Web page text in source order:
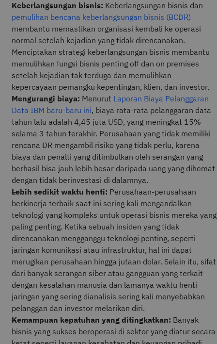
Keberlangsungan bisnis: Keberlangsungan bisnis dan
pemulihan bencana keberlangsungan bisnis (BCDR)
membantu memastikan organisasi kembali ke operasi
normal setelah kejadian yang tidak direncanakan.
Menciptakan strategi keberlangsungan bisnis membantu
memulihkan fungsi bisnis penting off dan on premises
setelah kejadian tak terduga dan memulihkan
kepercayaan pemangku kepentingan, klien, dan investor.
Mengurangi biaya: Menurut Laporan Biaya Pelanggaran
Data IBM baru-baru ini, biaya rata-rata pelanggaran data
tahun lalu adalah 4,45 juta USD, yang meningkat 15%
selama 3 tahun terakhir. Perusahaan yang tidak memiliki
rencana DR mengambil risiko yang tidak perlu, karena
biaya dan penalti yang ditimbulkan oleh serangan yang
berhasil bisa jauh lebih besar daripada uang yang dihemat
dengan tidak berinvestasi di dalamnya.
Lebih sedikit waktu henti: Perusahaan-perusahaan
berkinerja terbaik saat ini sering kali mengandalkan
teknologi yang kompleks untuk operasi bisnis mereka yang
paling penting. Ketika sebuah insiden yang tidak
direncanakan mengganggu teknologi penting, seperti
jaringan komunikasi atau infrastruktur, hal ini dapat
merugikan perusahaan hingga jutaan dolar. Selain itu, sifat
dari banyak serangan siber atau gangguan yang terkait
dengan kesalahan manusia dan lamanya waktu henti
jaringan yang sering dianalisis sering kali menyebabkan
pelanggan dan investor melarikan diri.
Kemampuan kepatuhan yang ditingkatkan: Banyak
bisnis yang sukses beroperasi di sektor yang diatur secara